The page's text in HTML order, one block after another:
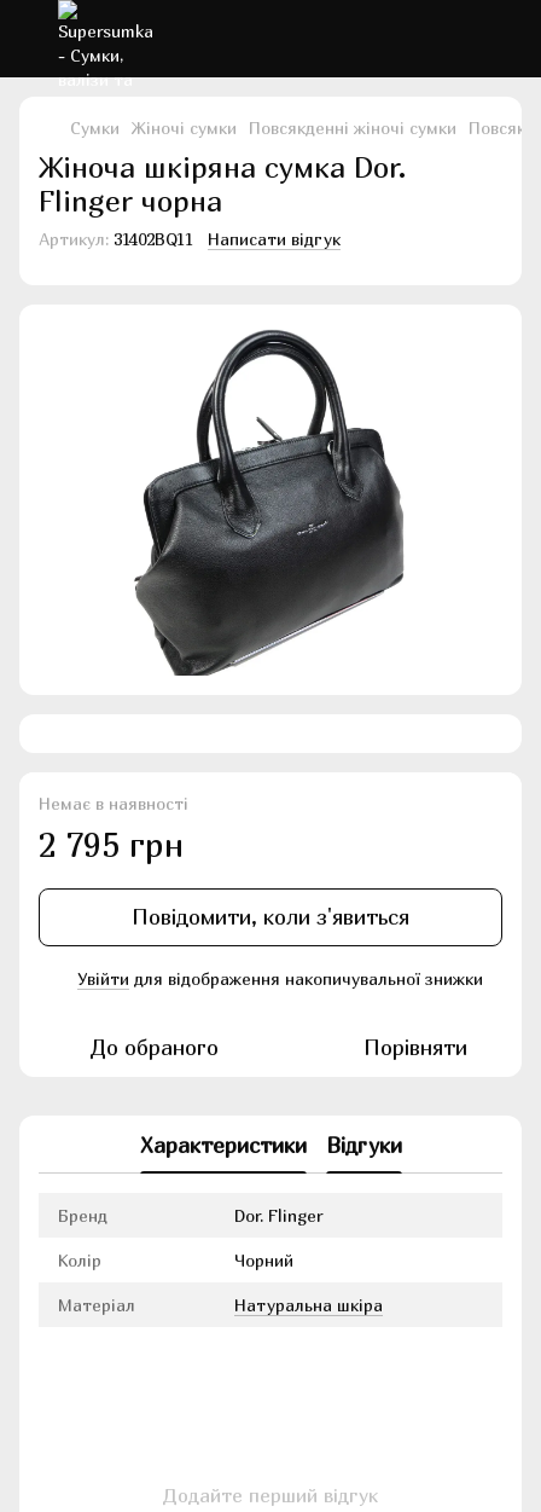
Сумки Жіночі сумки Повсякденні жіночі сумки
Жіноча шкіряна сумка Dor.
Flinger чорна
Артикул: 31402BQ11 Написати відгук
Немає в наявності
2 795 грн
Повідомити, коли з'явиться
Увійти для відображення накопичувальної знижки
До обраного Порівняти
Характеристики Відгуки
Бренд Dor. Flinger
Колір Чорний
Матеріал Натуральна шкіра
Додайте перший відгук